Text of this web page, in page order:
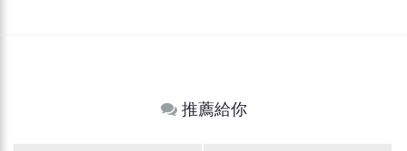
推薦給你